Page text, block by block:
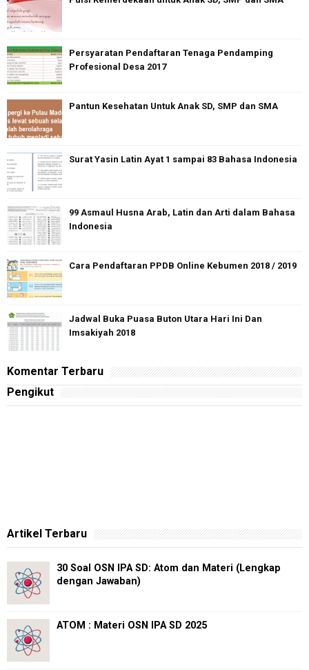
Persyaratan Pendaftaran Tenaga Pendamping
Profesional Desa 2017
Pantun Kesehatan Untuk Anak SD, SMP dan SMA
Surat Yasin Latin Ayat 1 sampai 83 Bahasa Indonesia
99 Asmaul Husna Arab, Latin dan Arti dalam Bahasa
Indonesia
Cara Pendaftaran PPDB Online Kebumen 2018 / 2019
Jadwal Buka Puasa Buton Utara Hari Ini Dan
Imsakiyah 2018
Komentar Terbaru
Pengikut
Artikel Terbaru
30 Soal OSN IPA SD: Atom dan Materi (Lengkap
dengan Jawaban)
ATOM : Materi OSN IPA SD 2025